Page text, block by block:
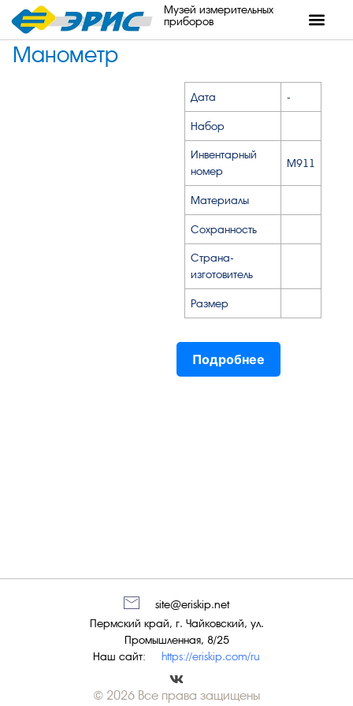
Музей измерительных
приборов
Манометр
Дата -
Набор
Инвентарный
номер
М911
Материалы
Сохранность
Страна-
изготовитель
Размер
Подробнее
Наш сайт: https://eriskip.com/ru
Пермский край, г. Чайковский, ул.
Промышленная, 8/25
site@eriskip.net
© 2026 Все права защищены